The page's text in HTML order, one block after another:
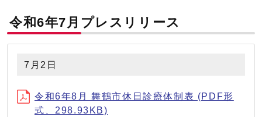
令和6年7月プレスリリース
7月2日
令和6年8月 舞鶴市休日診療体制表 (PDF形
式、298.93KB)